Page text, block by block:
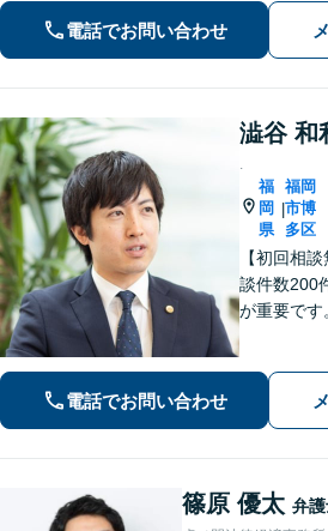
詐欺、刑
分）や相続
電話でお問い合わせ
澁谷 和
.
福
岡
県
|
福岡
市博
多区
【初回相
談件数200
が重要です
対応可能
ポート】
電話でお問い合わせ
篠原 優太 弁